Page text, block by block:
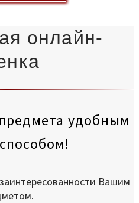
онлайн-
удобным
Вашим